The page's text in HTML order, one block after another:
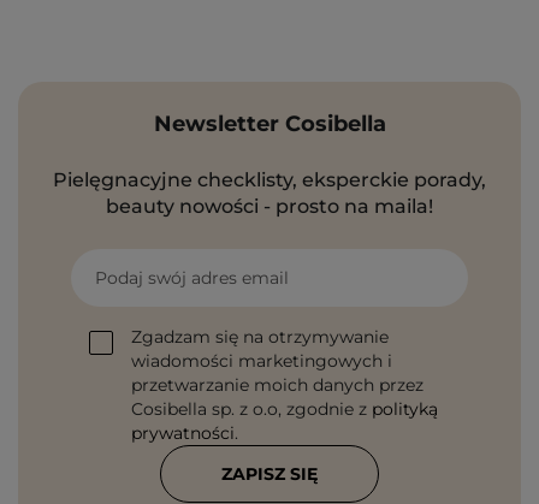
Newsletter Cosibella
Pielęgnacyjne checklisty, eksperckie porady,
beauty nowości - prosto na maila!
Podaj swój adres email
Zgadzam się na otrzymywanie
wiadomości marketingowych i
przetwarzanie moich danych przez
Cosibella sp. z o.o, zgodnie z polityką
prywatności.
ZAPISZ SIĘ